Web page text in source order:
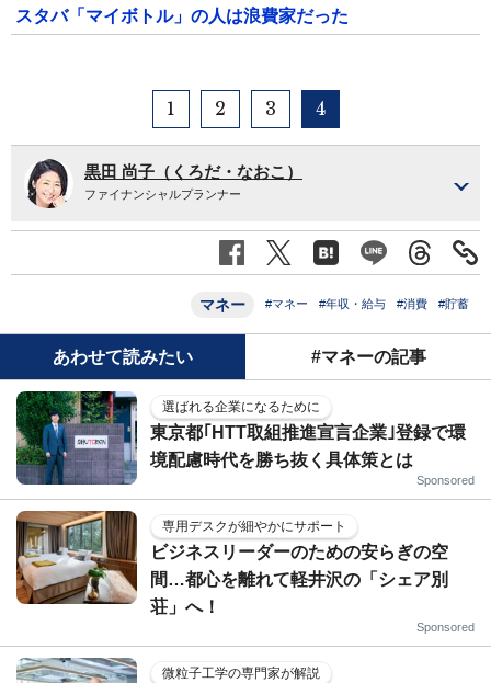
スタバ「マイボトル」の人は浪費家だった
1 2 3 4
黒田 尚子（くろだ・なおこ）
ファイナンシャルプランナー
マネー #マネー #年収・給与 #消費 #貯蓄
あわせて読みたい #マネーの記事
選ばれる企業になるために
東京都｢HTT取組推進宣言企業｣登録で環
境配慮時代を勝ち抜く具体策とは
Sponsored
専用デスクが細やかにサポート
ビジネスリーダーのための安らぎの空
間…都心を離れて軽井沢の「シェア別
荘」へ！
Sponsored
微粒子工学の専門家が解説